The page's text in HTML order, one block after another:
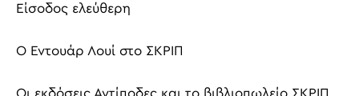
Είσοδος ελεύθερη
Ο Εντουάρ Λουί στο ΣΚΡΙΠ
Οι εκδόσεις Αντίποδες και το βιβλιοπωλείο ΣΚΡΙΠ